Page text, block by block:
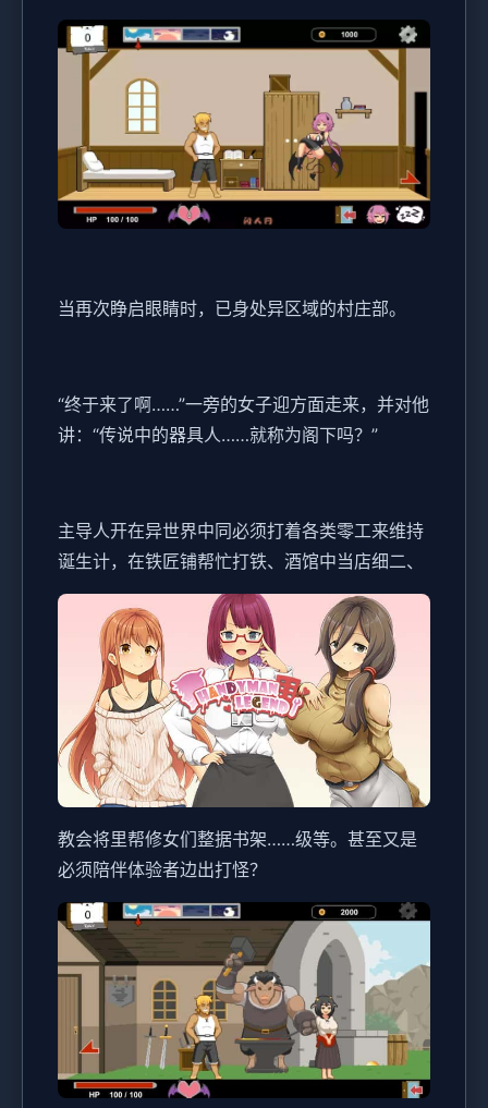
当再次睁启眼睛时，已身处异区域的村庄部。
“终于来了啊……”一旁的女子迎方面走来，并对他
讲：“传说中的器具人……就称为阁下吗？”
主导人开在异世界中同必须打着各类零工来维持
诞生计，在铁匠铺帮忙打铁、酒馆中当店细二、
教会将里帮修女们整据书架……级等。甚至又是
必须陪伴体验者边出打怪？